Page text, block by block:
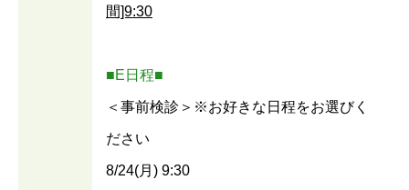
間]9:30
■E日程■
＜事前検診＞※お好きな日程をお選びく
ださい
8/24(月) 9:30